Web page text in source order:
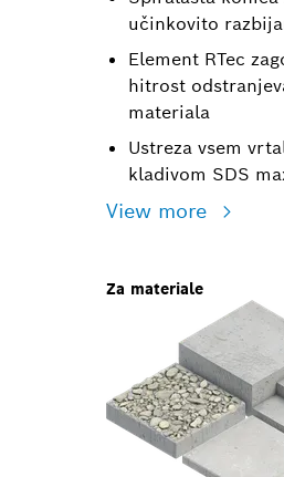
učinkovito
Element RTec
hitrost
materiala
Ustreza vsem
kladivom SDS
View more
Za materiale